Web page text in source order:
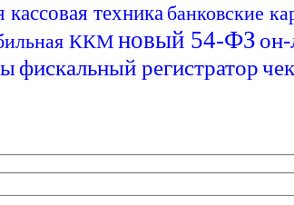
кассовая техника банковские
ККМ новый 54-ФЗ
фискальный регистратор